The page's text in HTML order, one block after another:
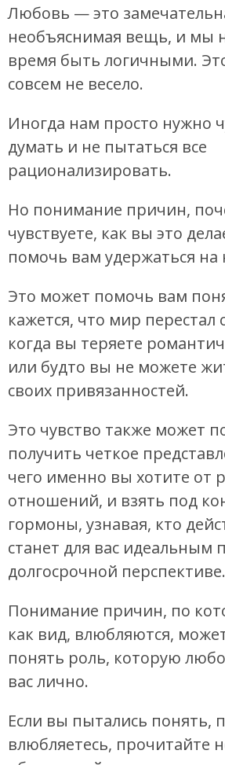
Любовь — это
необъяснимая вещь, и мы
время быть логичными.
совсем не весело.
Иногда нам просто нужно
думать и не пытаться все
рационализировать.
Но понимание причин,
чувствуете, как вы это
помочь вам удержаться на
Это может помочь вам
кажется, что мир перестал
когда вы теряете
или будто вы не можете
своих привязанностей.
Это чувство также может
получить четкое
чего именно вы хотите от
отношений, и взять под
гормоны, узнавая, кто
станет для вас идеальным
долгосрочной перспективе.
Понимание причин, по
как вид, влюбляются,
понять роль, которую
вас лично.
Если вы пытались понять,
влюбляетесь, прочитайте